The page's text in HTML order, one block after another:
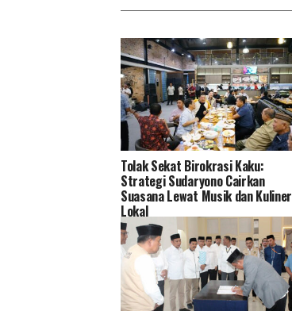
Tolak Sekat Birokrasi Kaku:
Strategi Sudaryono Cairkan
Suasana Lewat Musik dan Kuliner
Lokal